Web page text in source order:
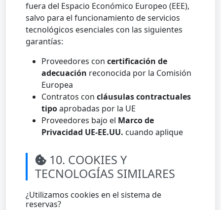
fuera del Espacio Económico Europeo (EEE),
salvo para el funcionamiento de servicios
tecnológicos esenciales con las siguientes
garantías:
Proveedores con certificación de
adecuación reconocida por la Comisión
Europea
Contratos con cláusulas contractuales
tipoaprobadas por la UE
Proveedores bajo el Marco de
Privacidad UE-EE.UU. cuando aplique
10. COOKIES Y
TECNOLOGÍAS SIMILARES
¿Utilizamos cookies en el sistema de
reservas?